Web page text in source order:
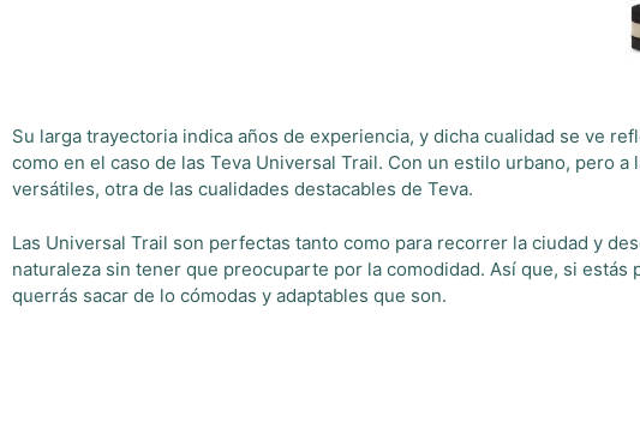
Su larga trayectoria indica años de experiencia, y dicha cualidad se ve
como en el caso de las Teva Universal Trail. Con un estilo urbano, pero
versátiles, otra de las cualidades destacables de Teva.
Las Universal Trail son perfectas tanto como para recorrer la ciudad y
naturaleza sin tener que preocuparte por la comodidad. Así que, si
querrás sacar de lo cómodas y adaptables que son.